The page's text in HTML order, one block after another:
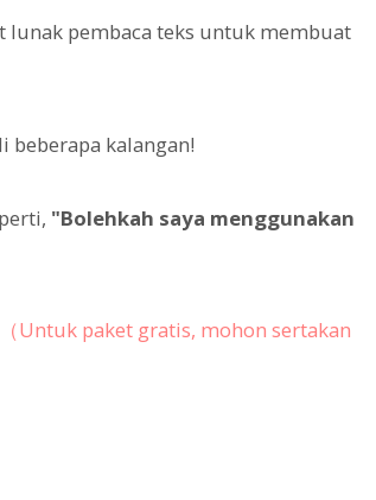
lunak pembaca teks untuk membuat
beberapa kalangan!
"Bolehkah saya menggunakan
（Untuk paket gratis, mohon sertakan